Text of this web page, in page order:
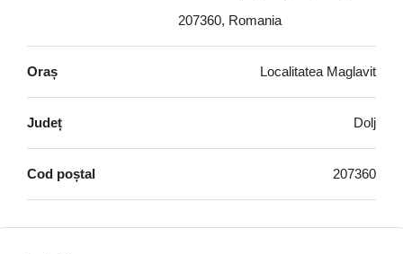
207360, Romania
Oraș Localitatea Maglavit
Județ Dolj
Cod poștal 207360